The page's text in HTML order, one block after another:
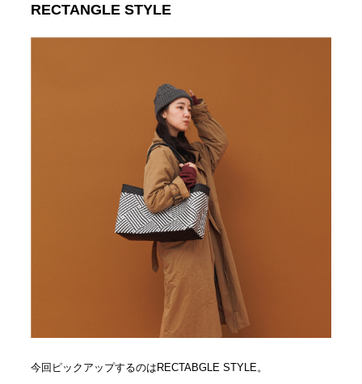
RECTANGLE STYLE
今回ピックアップするのはRECTABGLE STYLE。